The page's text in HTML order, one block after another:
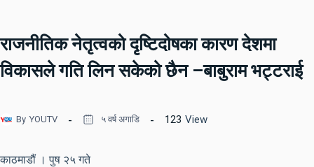
राजनीतिक नेतृत्वको दृष्टिदोषका कारण देशमा
विकासले गति लिन सकेको छैन –बाबुराम भट्टराई
By YOUTV ५ वर्ष अगाडि 123 View
काठमाडौं । पुष २५ गते